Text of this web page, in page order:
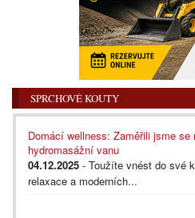
SPRCHOVÉ KOUTY
Domácí wellness: Zaměřili jsme
hydromasážní vanu
04.12.2025 - Toužíte vnést do své
relaxace a moderních...